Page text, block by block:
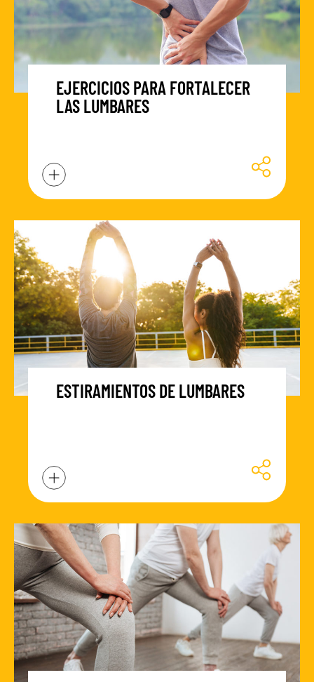
EJERCICIOS PARA FORTALECER
LAS LUMBARES
ESTIRAMIENTOS DE LUMBARES